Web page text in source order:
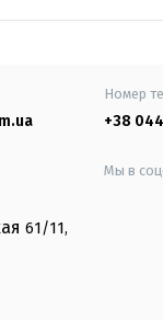
Номер
+38
61/11,
Мы в